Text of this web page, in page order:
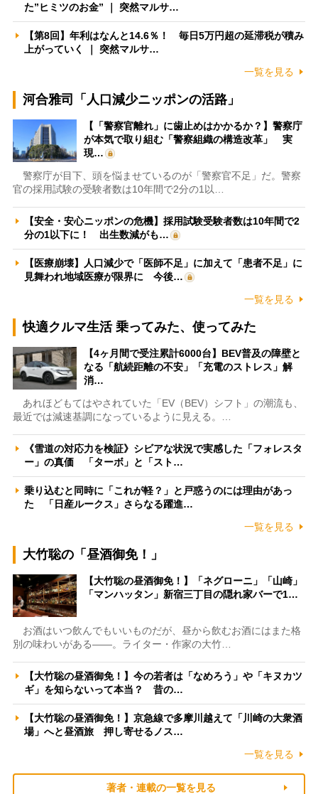
た”ヒミツのお金” ｜ 突然マルサ…
【第8回】年利はなんと14.6％！ 毎日5万円超の延滞税が積み
上がっていく ｜ 突然マルサ…
一覧を見る
河合雅司「人口減少ニッポンの活路」
【「警察官離れ」に歯止めはかかるか？】警察庁
が本気で取り組む「警察組織の構造改革」 実
現…
警察庁が目下、頭を悩ませているのが「警察官不足」だ。警察
官の採用試験の受験者数は10年間で2分の1以…
【安全・安心ニッポンの危機】採用試験受験者数は10年間で2
分の1以下に！ 出生数減がも…
【医療崩壊】人口減少で「医師不足」に加えて「患者不足」に
見舞われ地域医療が限界に 今後…
一覧を見る
快適クルマ生活 乗ってみた、使ってみた
【4ヶ月間で受注累計6000台】BEV普及の障壁と
なる「航続距離の不安」「充電のストレス」解
消…
あれほどもてはやされていた「EV（BEV）シフト」の潮流も、
最近では減速基調になっているように見える。…
《雪道の対応力を検証》シビアな状況で実感した「フォレスタ
ー」の真価 「ターボ」と「スト…
乗り込むと同時に「これが軽？」と戸惑うのには理由があっ
た 「日産ルークス」さらなる躍進…
一覧を見る
大竹聡の「昼酒御免！」
【大竹聡の昼酒御免！】「ネグローニ」「山崎」
「マンハッタン」新宿三丁目の隠れ家バーで1…
お酒はいつ飲んでもいいものだが、昼から飲むお酒にはまた格
別の味わいがある――。ライター・作家の大竹…
【大竹聡の昼酒御免！】今の若者は「なめろう」や「キヌカツ
ギ」を知らないって本当？ 昔の…
【大竹聡の昼酒御免！】京急線で多摩川越えて「川崎の大衆酒
場」へと昼酒旅 押し寄せるノス…
一覧を見る
著者・連載の一覧を見る